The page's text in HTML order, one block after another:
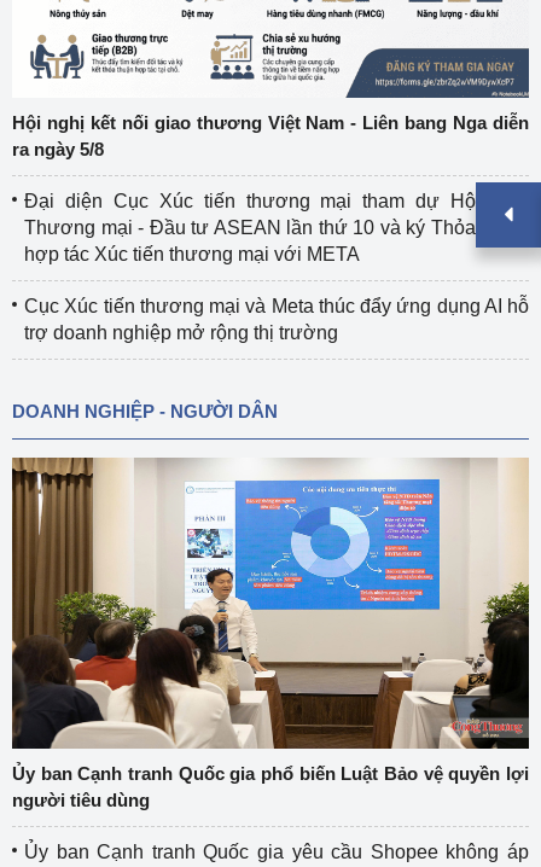
Hội nghị kết nối giao thương Việt Nam - Liên bang Nga diễn
ra ngày 5/8
Đại diện Cục Xúc tiến thương mại tham dự Hội nghị
Thương mại - Đầu tư ASEAN lần thứ 10 và ký Thỏa thuận
hợp tác Xúc tiến thương mại với META
Cục Xúc tiến thương mại và Meta thúc đẩy ứng dụng AI hỗ
trợ doanh nghiệp mở rộng thị trường
DOANH NGHIỆP - NGƯỜI DÂN
Ủy ban Cạnh tranh Quốc gia phổ biến Luật Bảo vệ quyền lợi
người tiêu dùng
Ủy ban Cạnh tranh Quốc gia yêu cầu Shopee không áp